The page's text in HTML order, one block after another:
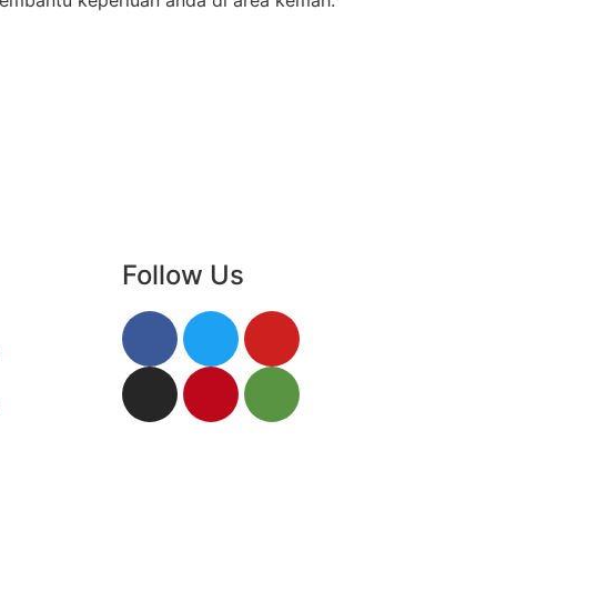
Follow Us